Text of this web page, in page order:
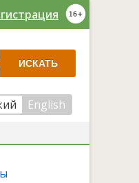
ИСКАТЬ
English